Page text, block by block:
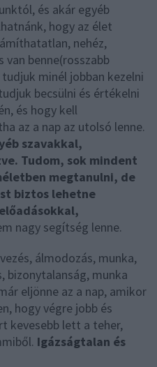
és akár egyéb
hogy az élet
nehéz,
van benne(rosszabb
minél jobban kezelni
becsülni és értékelni
és hogy kell
az a nap az utolsó lenne.
szavakkal,
Tudom, sok mindent
megtanulni, de
biztos lehetne
nagy segítség lenne.
álmodozás, munka,
bizonytalanság, munka
eljönne az a nap, amikor
hogy végre jobb és
kevesebb lett a teher,
Igázságtalan és